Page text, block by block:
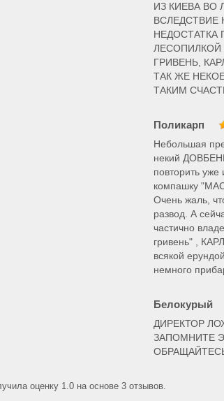
ИЗ КИЕВА ВО
НЕДОСТАТКА
ЛЕСОПИЛКОЙ
ГРИВЕНЬ,
ТАК ЖЕ
ТАКИМ
Поликарп
Небольшая
некий
повторить уже
компашку
Очень жаль,
развод. А
частично
гривень" ,
всякой
немного
Белокурый
ДИРЕКТОР
ЗАПОМНИТЕ
оценку 1.0 на основе 3 отзывов.